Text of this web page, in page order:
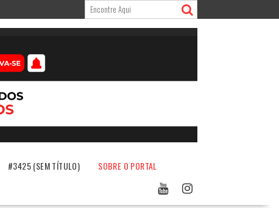
#3425 (SEM TÍTULO) SOBRE O PORTAL